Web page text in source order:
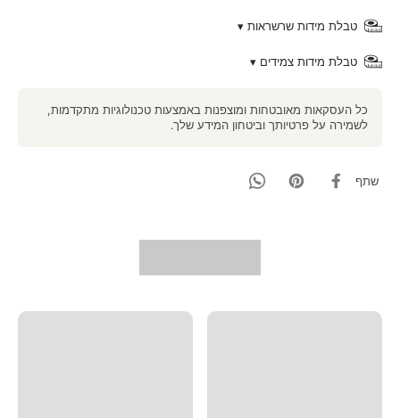
טבלת מידות שרשראות ▾
טבלת מידות צמידים ▾
כל העסקאות מאובטחות ומוצפנות באמצעות טכנולוגיות מתקדמות,
לשמירה על פרטיותך וביטחון המידע שלך.
שתף